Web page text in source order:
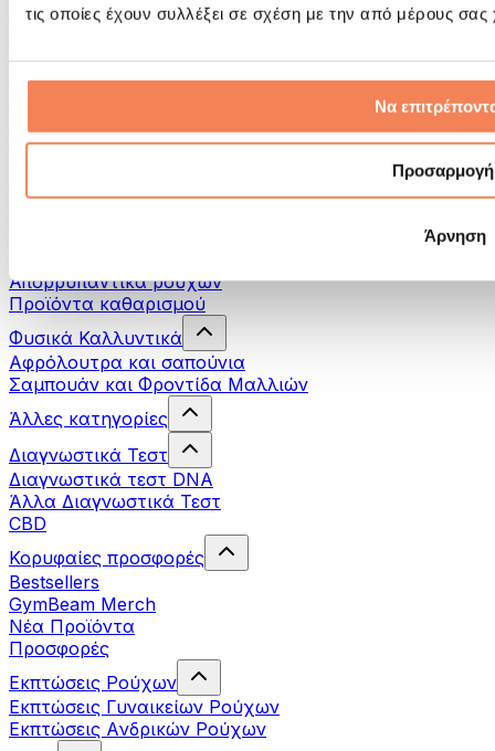
τις οποίες έχουν συλλέξει σε σχέση με την από μέρους
Να
Προσαρμογή
Άρνηση
Tρέξιμο
Γιόγκα & Πιλάτες
Πεζοπορία
Θεραπεία με Κόκκινο Φως
Απορρυπαντικά ρούχων
Προϊόντα καθαρισμού
Φυσικά Καλλυντικά
Αφρόλουτρα και σαπούνια
Σαμπουάν και Φροντίδα Μαλλιών
Άλλες κατηγορίες
Διαγνωστικά Τεστ
Διαγνωστικά τεστ DNA
Άλλα Διαγνωστικά Τεστ
CBD
Κορυφαίες προσφορές
Bestsellers
GymBeam Merch
Νέα Προϊόντα
Προσφορές
Εκπτώσεις Ρούχων
Εκπτώσεις Γυναικείων Ρούχων
Εκπτώσεις Aνδρικών Ρούχων